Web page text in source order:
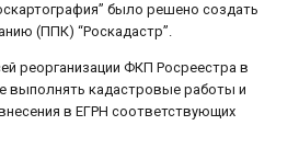
было решено создать
(ППК) “Роскадастр”.
реорганизации ФКП Росреестра в
выполнять кадастровые работы и
в ЕГРН соответствующих